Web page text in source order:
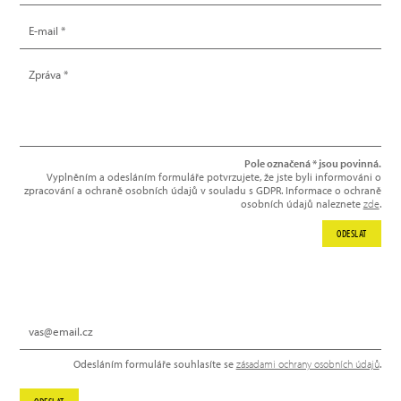
Odesláním formuláře souhlasíte se zásadami ochrany osobních údajů.
Pole označená * jsou povinná.
Vyplněním a odesláním formuláře potvrzujete, že jste byli informováni o
zpracování a ochraně osobních údajů v souladu s GDPR. Informace o ochraně
osobních údajů naleznete zde.
ODESLAT